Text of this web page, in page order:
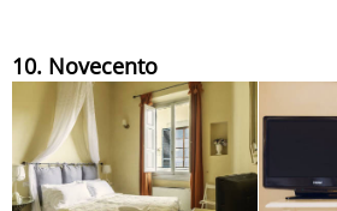
10. Novecento